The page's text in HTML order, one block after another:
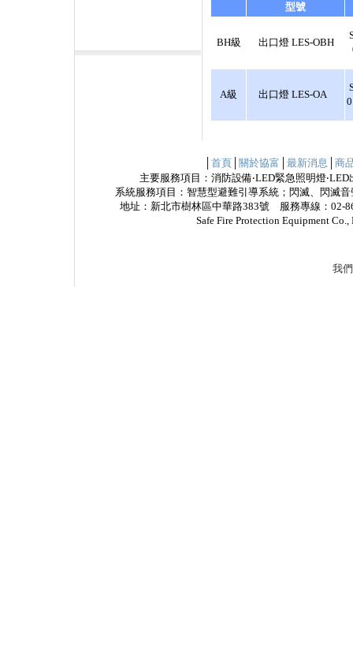
型號
BH級 出口燈 LES-OBH
A級 出口燈 LES-OA
首頁│ 關於協富 最新消息
商
主要服務項目：消防設備‧LED緊急照明燈
系統服務項目：智慧型避難引導系統；閃滅、閃滅
地址：新北市樹林區中華路383號 服務專線：
Safe Fire Protection Equipment
我